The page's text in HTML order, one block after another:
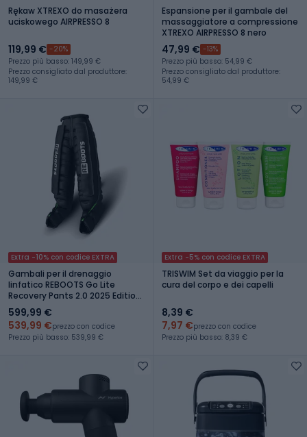
Rękaw XTREXO do masażera
uciskowego AIRPRESSO 8
119,99 € -20%
Prezzo più basso: 149,99 €
Prezzo consigliato dal produttore:
149,99 €
Espansione per il gambale del
massaggiatore a compressione
XTREXO AIRPRESSO 8 nero
47,99 € -13%
Prezzo più basso: 54,99 €
Prezzo consigliato dal produttore:
54,99 €
Extra -10% con codice EXTRA
Gambali per il drenaggio
linfatico REBOOTS Go Lite
Recovery Pants 2.0 2025 Edition
black/white/green
599,99 €
539,99 €prezzo con codice
Prezzo più basso: 539,99 €
Extra -5% con codice EXTRA
TRISWIM Set da viaggio per la
cura del corpo e dei capelli
8,39 €
7,97 €prezzo con codice
Prezzo più basso: 8,39 €